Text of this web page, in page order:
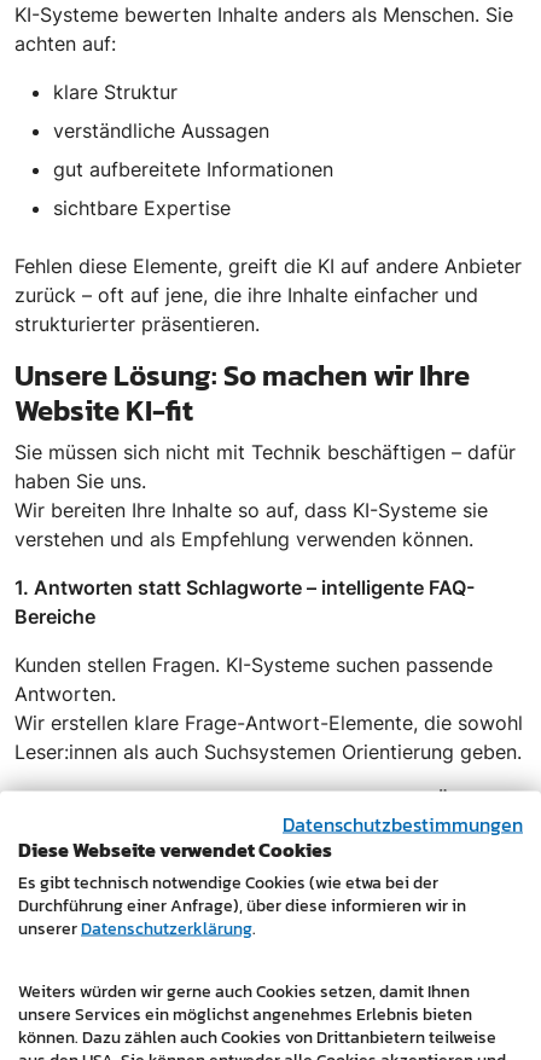
KI-Systeme bewerten Inhalte anders als Menschen. Sie
achten auf:
klare Struktur
verständliche Aussagen
gut aufbereitete Informationen
sichtbare Expertise
Fehlen diese Elemente, greift die KI auf andere Anbieter
zurück – oft auf jene, die ihre Inhalte einfacher und
strukturierter präsentieren.
Unsere Lösung: So machen wir Ihre
Website KI-fit
Sie müssen sich nicht mit Technik beschäftigen – dafür
haben Sie uns.
Wir bereiten Ihre Inhalte so auf, dass KI-Systeme sie
verstehen und als Empfehlung verwenden können.
1. Antworten statt Schlagworte – intelligente FAQ-
Bereiche
Kunden stellen Fragen. KI-Systeme suchen passende
Antworten.
Wir erstellen klare Frage-Antwort-Elemente, die sowohl
Leser:innen als auch Suchsystemen Orientierung geben.
2. Klare Zusammenfassungen – für schnellen Überblick
Ob Kunde oder KI: Beide mögen kompakte
Informationen.
Wir strukturieren Ihre Leistungsseiten so, dass die
wichtigsten Punkte sofort ersichtlich sind.
3. Klare Fakten – mit Tabellen und übersichtlichen
Listen
Datenschutzbestimmungen
Diese Webseite verwendet Cookies
Es gibt technisch notwendige Cookies (wie etwa bei der
Durchführung einer Anfrage), über diese informieren wir in
unsererDatenschutzerklärung.
Weiters würden wir gerne auch Cookies setzen, damit Ihnen
unsere Services ein möglichst angenehmes Erlebnis bieten
können. Dazu zählen auch Cookies von Drittanbietern teilweise